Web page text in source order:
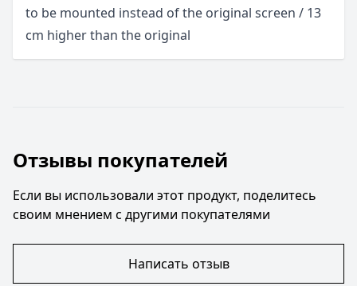
to be mounted instead of the original screen / 13
cm higher than the original
Отзывы покупателей
Если вы использовали этот продукт, поделитесь
своим мнением с другими покупателями
Написать отзыв